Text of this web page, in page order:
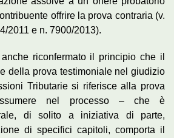
offrire la prova contraria (v.
2011 e n. 7900/2013).
riconfermato il principio che il
della prova testimoniale nel giudizio
Tributarie si riferisce alla prova
nel processo – che è
di solito a iniziativa di parte,
di specifici capitoli, comporta il